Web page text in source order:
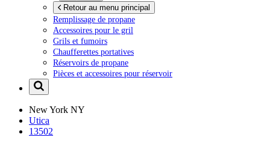
Retour au menu principal
Remplissage de propane
Accessoires pour le gril
Grils et fumoirs
Chaufferettes portatives
Réservoirs de propane
Pièces et accessoires pour réservoir
New York NY
Utica
13502